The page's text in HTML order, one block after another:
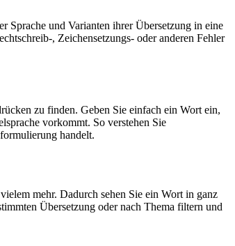
Sprache und Varianten ihrer Übersetzung in eine
, Zeichensetzungs- oder anderen Fehler
zu finden. Geben Sie einfach ein Wort ein,
vorkommt. So verstehen Sie
handelt.
mehr. Dadurch sehen Sie ein Wort in ganz
Übersetzung oder nach Thema filtern und